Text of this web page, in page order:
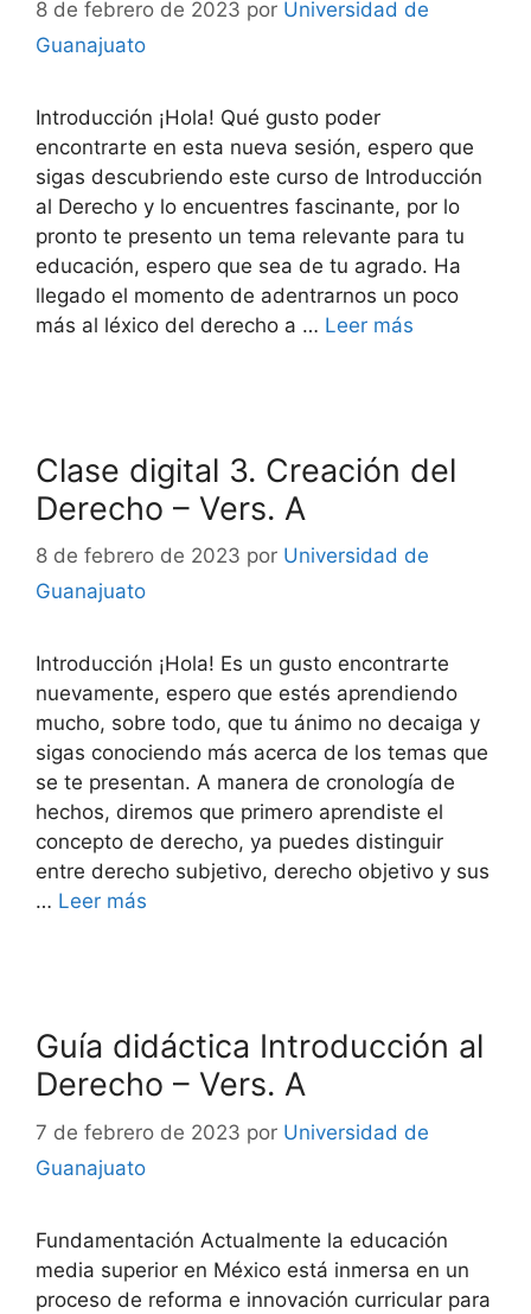
8 de febrero de 2023 por Universidad de
Guanajuato
Introducción ¡Hola! Qué gusto poder
encontrarte en esta nueva sesión, espero que
sigas descubriendo este curso de Introducción
al Derecho y lo encuentres fascinante, por lo
pronto te presento un tema relevante para tu
educación, espero que sea de tu agrado. Ha
llegado el momento de adentrarnos un poco
más al léxico del derecho a … Leer más
Clase digital 3. Creación del
Derecho – Vers. A
8 de febrero de 2023 por Universidad de
Guanajuato
Introducción ¡Hola! Es un gusto encontrarte
nuevamente, espero que estés aprendiendo
mucho, sobre todo, que tu ánimo no decaiga y
sigas conociendo más acerca de los temas que
se te presentan. A manera de cronología de
hechos, diremos que primero aprendiste el
concepto de derecho, ya puedes distinguir
entre derecho subjetivo, derecho objetivo y sus
… Leer más
Guía didáctica Introducción al
Derecho – Vers. A
7 de febrero de 2023 por Universidad de
Guanajuato
Fundamentación Actualmente la educación
media superior en México está inmersa en un
proceso de reforma e innovación curricular para